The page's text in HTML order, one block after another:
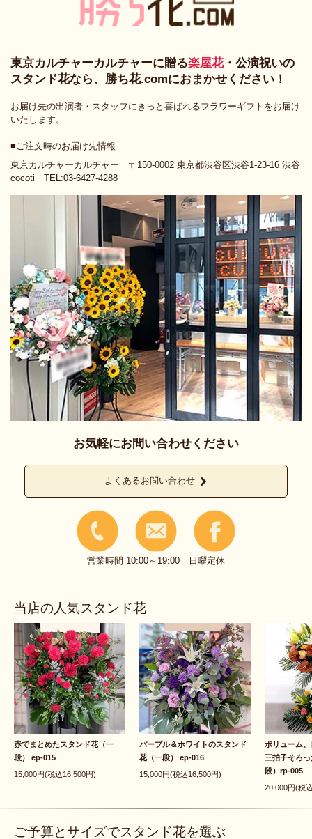
東京カルチャーカルチャーに贈る楽屋花・公演祝いの
スタンド花なら、勝ち花.comにおまかせください！
お届け先の出演者・スタッフにきっと喜ばれるフラワーギフトをお届け
いたします。
■ご注文時のお届け先情報
東京カルチャーカルチャー 〒150-0002 東京都渋谷区渋谷1-23-16 渋谷
cocoti TEL:03-6427-4288
お気軽にお問い合わせください
よくあるお問い合わせ
営業時間 10:00～19:00 日曜定休
当店の人気スタンド花
赤でまとめたスタンド花（一
段） ep-015
15,000円(税込16,500円)
パープル＆ホワイトのスタンド
花（一段） ep-016
15,000円(税込16,500円)
ボリューム
三拍子そろ
段）rp-005
20,000円(税
ご予算とサイズでスタンド花を選ぶ